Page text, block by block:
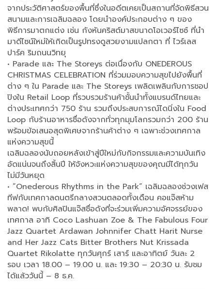
จากประวัติศาสตร์ของพื้นที่ซึ่งในอดีตเคยเป็นสถานที่จัดพิธีสวน
สนามและการเฉลิมฉลอง โดยนำองค์ประกอบต่าง ๆ ของ
พิธีการมาตกแต่ง เช่น กังหันคริสต์มาสขนาดโอเวอร์ไซซ์ ที่นำ
มาดีไซน์ใหม่ให้เกิดเป็นรูปทรงดูสวยงามแปลกตา ที่ ไวร์เลส
ปาร์ค ริมถนนวิทยุ
• Parade และ The Storeys ต่อเนื่องกับ ONEDEROUS
CHRISTMAS CELEBRATION ที่ร่วมมอบความสุขไปยังพื้นที่
ต่าง ๆ ใน Parade และ The Storeys เพลิดเพลินกับการชอป
ปิงใน Retail Loop ที่รวบรวมร้านค้าชั้นนำทั้งแบรนด์ไทยและ
ต่างประเทศกว่า 750 ร้าน รวมถึงประสบการณ์ไดนิ่งใน Food
Loop กับร้านอาหารชื่อดังจากทั่วทุกมุมโลกรวมกว่า 200 ร้าน
พร้อมข้อเสนอสุดพิเศษจากร้านค้าต่าง ๆ เฉพาะช่วงเทศกาล
แห่งความสุขนี้
เฉลิมฉลองนับถอยหลังเข้าสู่ปีใหม่กับกิจกรรมและความบันเทิง
อัดแน่นจนถึงสิ้นปี ให้จังหวะแห่งความสุขของคุณมีได้ทุกวัน
ไม่มีวันหยุด
• ”Onederous Rhythms in the Park” เฉลิมฉลองช่วงเฟส
ทีฟกับเทศกาลดนตรีกลางสวนตลอดทั้งเดือน คอแจ๊สห้าม
พลาด! พบกับศิลปินแจ๊สชื่อดังที่จะร่วมเพิ่มความอัศจรรย์ของ
เทศกาล อาทิ Coco Lashuan Zoe & The Fabulous Four
Jazz Quartet Ardawan Johnnifer Chatt Harit Nurse
and Her Jazz Cats Bitter Brothers Nut Krissada
Quartet Rikolatte ทุกวันศุกร์ เสาร์ และอาทิตย์ วันละ 2
รอบ เวลา 18.00 – 19.00 น. และ 19:30 – 20:30 น. รับชม
ได้แล้ววันนี้ – 8 ธ.ค.